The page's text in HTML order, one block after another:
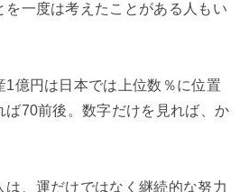
を一度は考えたことがある人もい
1億円は日本では上位数％に位置
ば70前後。数字だけを見れば、か
は、運だけではなく継続的な努力